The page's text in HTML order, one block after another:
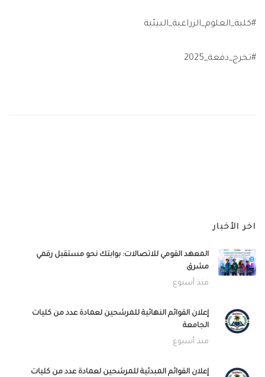
#كلية_العلوم_الزراعية_البيئية
#تخرج_دفعة_2025
اخر الأخبار
المعهد القومي للاتصالات: بوابتك نحو مستقبل رقمي
مشرق
منذ أسبوع
إعلان القوائم النهائية للمرشحين لعمادة عدد من كليات
الجامعة
منذ أسبوع
إعلان القوائم المبدئية للمرشحين لعمادة عدد من كليات